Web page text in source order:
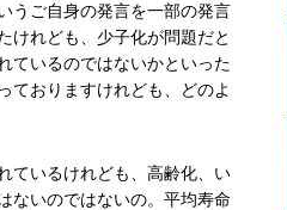
うご自身の発言を一部の発言
けれども、少子化が問題だと
ているのではないかといった
ておりますけれども、どのよ
ているけれども、高齢化、い
ないのではないの。平均寿命